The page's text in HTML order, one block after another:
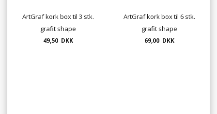
ArtGraf kork box til 3 stk.
grafit shape
49,50 DKK
ArtGraf kork box til 6 stk.
grafit shape
69,00 DKK